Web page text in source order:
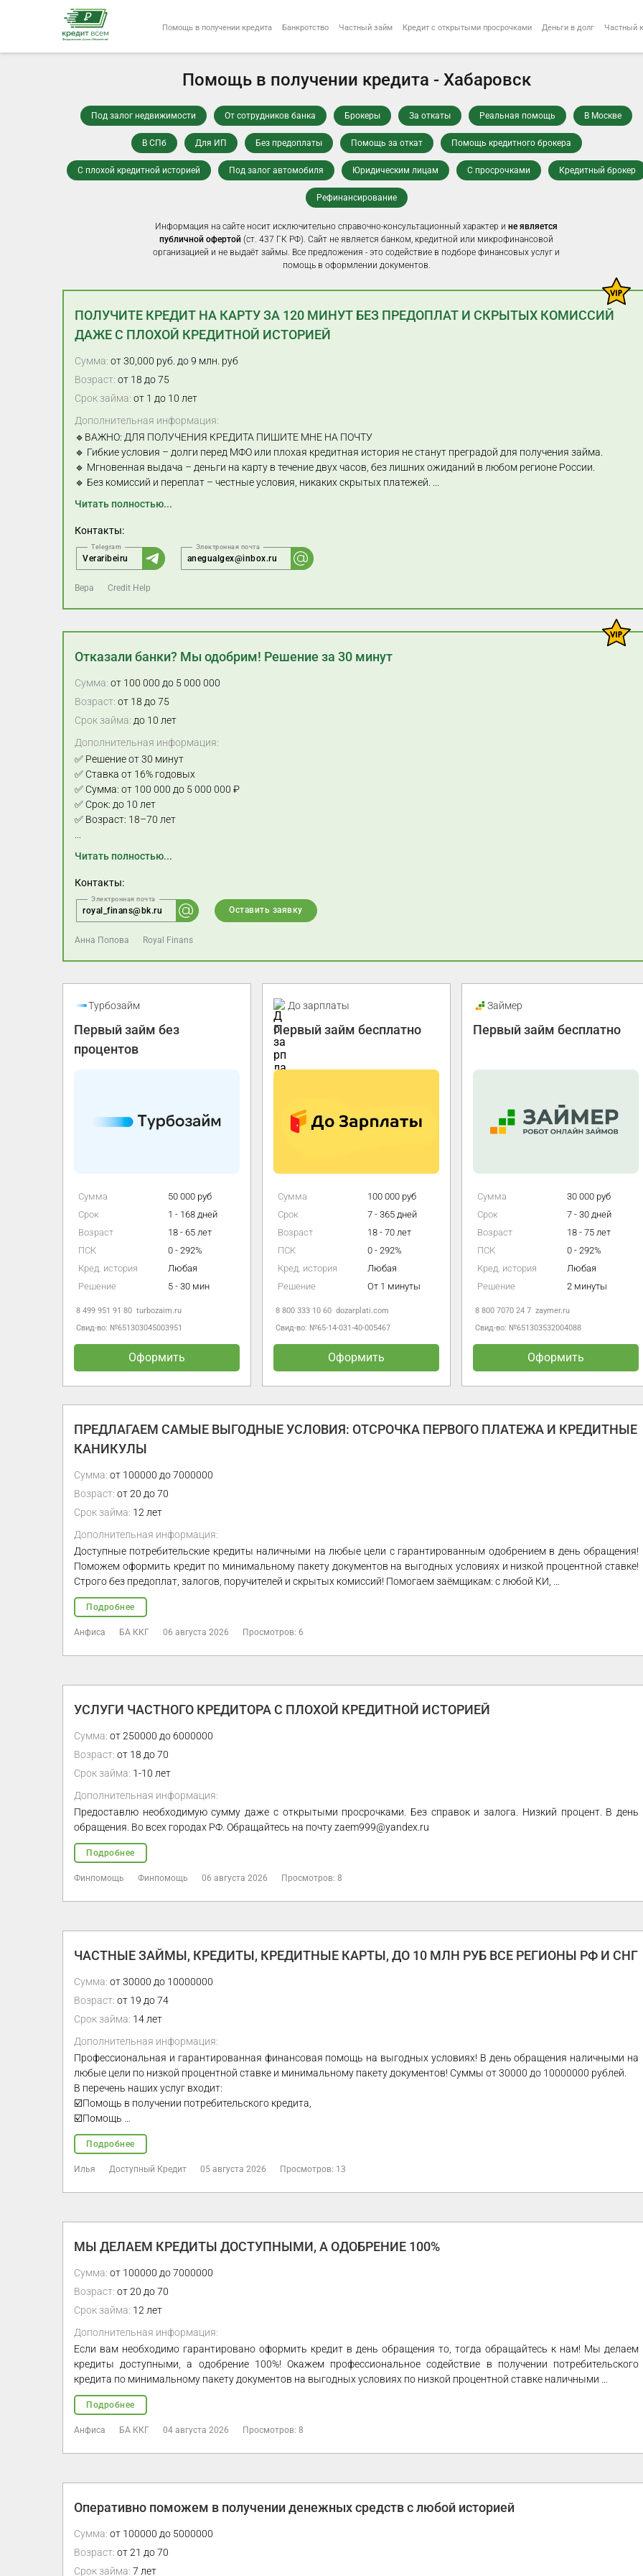
Помощь в получении кредита Банкротство Частный займ Кредит с открытыми просрочками Деньги в долг Частный
Помощь в получении кредита - Хабаровск
Под залог недвижимости От сотрудников банка Брокеры За откаты Реальная помощь В Москве
В СПб Для ИП Без предоплаты Помощь за откат Помощь кредитного брокера
С плохой кредитной историей Под залог автомобиля Юридическим лицам С просрочками Кредитный брокер
Рефинансирование
Информация на сайте носит исключительно справочно-консультационный характер и не является
публичной офертой (ст. 437 ГК РФ). Сайт не является банком, кредитной или микрофинансовой
организацией и не выдаёт займы. Все предложения - это содействие в подборе финансовых услуг и
помощь в оформлении документов.
ПОЛУЧИТЕ КРЕДИТ НА КАРТУ ЗА 120 МИНУТ БЕЗ ПРЕДОПЛАТ И СКРЫТЫХ КОМИССИЙ
ДАЖЕ С ПЛОХОЙ КРЕДИТНОЙ ИСТОРИЕЙ
Сумма: от 30,000 руб. до 9 млн. руб
Возраст: от 18 до 75
Срок займа: от 1 до 10 лет
Дополнительная информация:
🔹ВАЖНО: ДЛЯ ПОЛУЧЕНИЯ КРЕДИТА ПИШИТЕ МНЕ НА ПОЧТУ
🔹 Гибкие условия – долги перед МФО или плохая кредитная история не станут преградой для получения займа.
🔹 Мгновенная выдача – деньги на карту в течение двух часов, без лишних ожиданий в любом регионе России.
🔹 Без комиссий и переплат – честные условия, никаких скрытых платежей.
Читать полностью...
Контакты:
Veraribeiru anegualgex@inbox.ru
Вера Credit Help
Отказали банки? Мы одобрим! Решение за 30 минут
Сумма: от 100 000 до 5 000 000
Возраст: от 18 до 75
Срок займа: до 10 лет
Дополнительная информация:
✅ Решение от 30 минут
✅ Ставка от 16% годовых
✅ Сумма: от 100 000 до 5 000 000 ₽
✅ Срок: до 10 лет
✅ Возраст: 18–70 лет
Читать полностью...
Контакты:
royal_finans@bk.ru Оставить заявку
Анна Попова Royal Finans
Первый займ бесплатно
Возраст
Кред. история
Решение
8 800 333 10 60
Свид-во: №65-14-031-40-005467
Оформить
Займер
Первый займ бесплатно
Возраст
Кред. история
Решение
8 800 7070 24 7
Свид-во: №651303532004088
Оформить
Первый займ без
Возраст
Кред. история
Решение
8 800 700 43 44
Свид-во: №2110573000002
Оформить
ПРЕДЛАГАЕМ САМЫЕ ВЫГОДНЫЕ УСЛОВИЯ: ОТСРОЧКА ПЕРВОГО ПЛАТЕЖА И КРЕДИТНЫЕ
КАНИКУЛЫ
Сумма: от 100000 до 7000000
Возраст: от 20 до 70
Срок займа: 12 лет
Дополнительная информация:
Доступные потребительские кредиты наличными на любые цели с гарантированным одобрением в день обращения!
Поможем оформить кредит по минимальному пакету документов на выгодных условиях и низкой процентной ставке!
Строго без предоплат, залогов, поручителей и скрытых комиссий! Помогаем заёмщикам: с любой КИ, …
Подробнее
Анфиса БА ККГ 06 августа 2026 Просмотров: 6
УСЛУГИ ЧАСТНОГО КРЕДИТОРА С ПЛОХОЙ КРЕДИТНОЙ ИСТОРИЕЙ
Сумма: от 250000 до 6000000
Возраст: от 18 до 70
Срок займа: 1-10 лет
Дополнительная информация:
Предоставлю необходимую сумму даже с открытыми просрочками. Без справок и залога. Низкий процент. В день
обращения. Во всех городах РФ. Обращайтесь на почту zaem999@yandex.ru
Подробнее
Финпомощь Финпомощь 06 августа 2026 Просмотров: 8
ЧАСТНЫЕ ЗАЙМЫ, КРЕДИТЫ, КРЕДИТНЫЕ КАРТЫ, ДО 10 МЛН РУБ ВСЕ РЕГИОНЫ РФ И СНГ
Сумма: от 30000 до 10000000
Возраст: от 19 до 74
Срок займа: 14 лет
Дополнительная информация:
Профессиональная и гарантированная финансовая помощь на выгодных условиях! В день обращения наличными на
любые цели по низкой процентной ставке и минимальному пакету документов! Суммы от 30000 до 10000000 рублей.
В перечень наших услуг входит:
☑️Помощь в получении потребительского кредита,
☑️Помощь …
Подробнее
Илья Доступный Кредит 05 августа 2026 Просмотров: 13
МЫ ДЕЛАЕМ КРЕДИТЫ ДОСТУПНЫМИ, А ОДОБРЕНИЕ 100%
Сумма: от 100000 до 7000000
Возраст: от 20 до 70
Срок займа: 12 лет
Дополнительная информация:
Если вам необходимо гарантировано оформить кредит в день обращения то, тогда обращайтесь к нам! Мы делаем
кредиты доступными, а одобрение 100%! Окажем профессиональное содействие в получении потребительского
кредита по минимальному пакету документов на выгодных условиях по низкой процентной ставке наличными …
Подробнее
Анфиса БА ККГ 04 августа 2026 Просмотров: 8
Оперативно поможем в получении денежных средств с любой историей
Сумма: от 100000 до 5000000
Возраст: от 21 до 70
Срок займа: 7 лет